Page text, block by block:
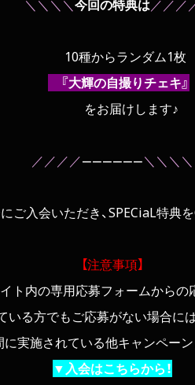
＼＼＼＼今回の特典は／／／
10種からランダム1枚
『大輝の自撮りチェキ』
をお届けします♪
／／／／――――――＼＼＼＼
ご入会いただき、SPECiaL特典
【注意事項】
ト内の専用応募フォームからの
る方でもご応募がない場合に
実施されている他キャンペー
▼入会はこちらから！